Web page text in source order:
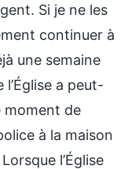
Si je ne les
continuer à
une semaine
l’Église a peut-
moment de
à la maison
l’Église